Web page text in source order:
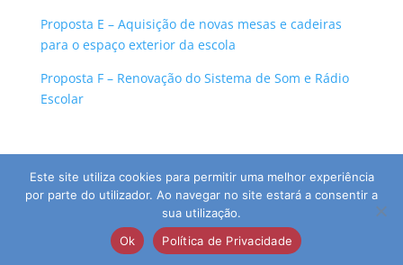
Proposta E – Aquisição de novas mesas e cadeiras
para o espaço exterior da escola
Proposta F – Renovação do Sistema de Som e Rádio
Escolar
© 2026 Agrupamento de Escolas da Guia | Direitos
Reservados | Desenvolvido por:pedroferraz.com
Este site utiliza cookies para permitir uma melhor experiência
por parte do utilizador. Ao navegar no site estará a consentir a
sua utilização.
Ok
Política de Privacidade